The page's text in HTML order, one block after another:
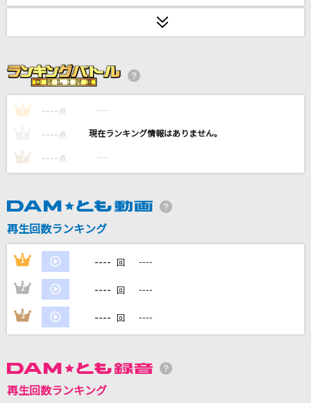
マイ・ピュア・レディ
[生音]好きだ。
Little Glee Monster
紫煙
[生音]カシスオレンジ
melt bitter
さとうもか
灯りになりたい
やさしさで溢れるように
JUJU
1 ---- 点 ----
---- 点 ----
3 ---- 点 ----
再生回数ランキング
1 ---- 回 ----
2 ---- 回 ----
3 ---- 回 ----
再生回数ランキング